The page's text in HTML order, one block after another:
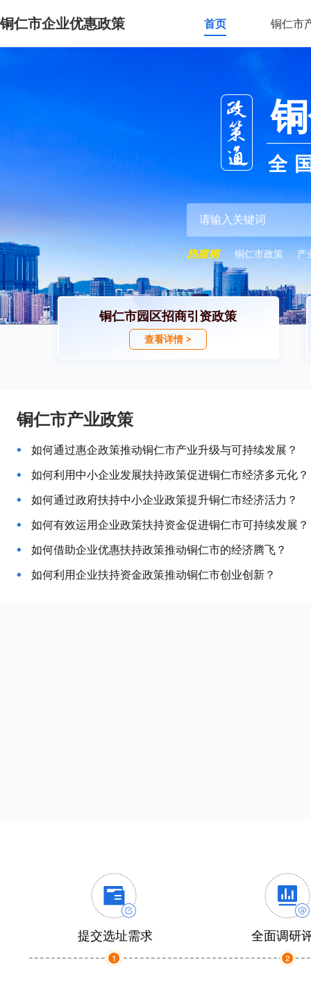
铜仁市企业优惠政策 首页 铜仁市
全
铜仁市政策 产
铜仁市园区招商引资政策
查看详情 >
铜仁市产业政策
如何通过惠企政策推动铜仁市产业升级与可持续发展？
如何利用中小企业发展扶持政策促进铜仁市经济多元化？
如何通过政府扶持中小企业政策提升铜仁市经济活力？
如何有效运用企业政策扶持资金促进铜仁市可持续发展？
如何借助企业优惠扶持政策推动铜仁市的经济腾飞？
如何利用企业扶持资金政策推动铜仁市创业创新？
提交选址需求 全面调研